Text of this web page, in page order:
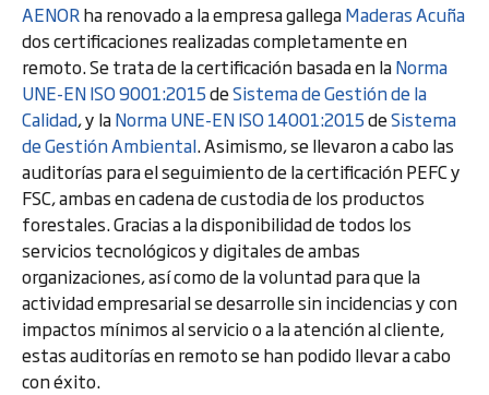
AENORha renovado a la empresa gallegaMaderas Acuña
dos certificaciones realizadas completamente en
remoto. Se trata de la certificación basada en laNorma
UNE-EN ISO 9001:2015deSistema de Gestión de la
Calidad, y laNorma UNE-EN ISO 14001:2015deSistema
de Gestión Ambiental. Asimismo, se llevaron a cabo las
auditorías para el seguimiento de la certificación PEFC y
FSC, ambas en cadena de custodia de los productos
forestales. Gracias a la disponibilidad de todos los
servicios tecnológicos y digitales de ambas
organizaciones, así como de la voluntad para que la
actividad empresarial se desarrolle sin incidencias y con
impactos mínimos al servicio o a la atención al cliente,
estas auditorías en remoto se han podido llevar a cabo
con éxito.